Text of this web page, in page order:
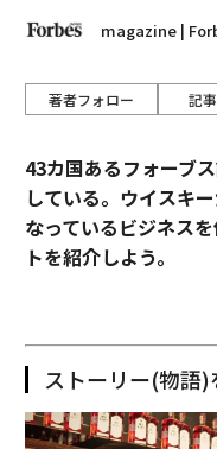
magazine |
著者フォロー 記
43カ国あるフォーブ
している。ウイスキ
なっているビジネス
トを紹介しよう。
ストーリー(物語)